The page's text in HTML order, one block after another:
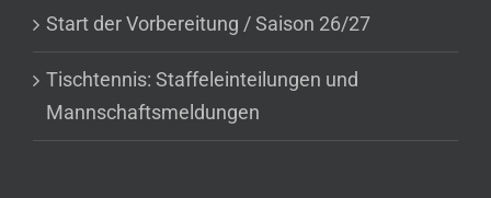
Start der Vorbereitung / Saison 26/27
Tischtennis: Staffeleinteilungen und
Mannschaftsmeldungen